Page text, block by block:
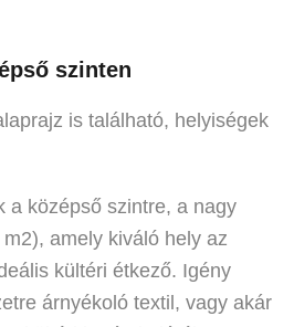
szinten
is található, helyiségek
a középső szintre, a nagy
amely kiváló hely az
kültéri étkező. Igény
árnyékoló textil, vagy akár